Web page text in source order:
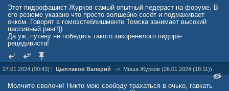
Этот пидрофашист Журков самый опытный педераст на форуме. В
его резюме указано что просто волшебно сосёт и подмахивает
очком. Говорят в гомоэстеблишменте Томска занимает высокий
пассивный ранг!))
Да уж, путену не победить такого закоренелого пидора-
рецедивиста!
27.01.2024 (00:43) | Цыплаков Валерий -> Миша Жуpков (26.01.2024 (18:11))
Молчите сволочи! Никто мою свободу трахаться в очько, гавкать